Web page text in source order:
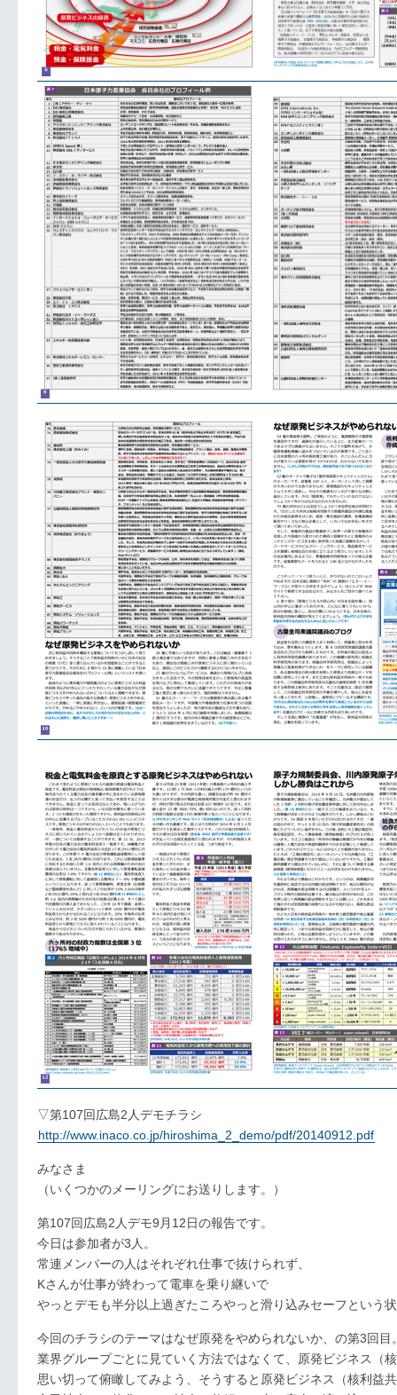
▽第107回広島2人デモチラシ
http://www.inaco.co.jp/hiroshima_2_demo/pdf/20140912.pdf
みなさま
（いくつかのメーリングにお送りします。）
第107回広島2人デモ9月12日の報告です。
今日は参加者が3人。
常連メンバーの人はそれぞれ仕事で抜けられず、
Kさんが仕事が終わって電車を乗り継いで
やっとデモも半分以上過ぎたころやっと滑り込みセーフという
今回のチラシのテーマはなぜ原発をやめられないか、の第3回目
業界グループごとに見ていく方法ではなくて、原発ビジネス（
思い切って俯瞰してみよう、そうすると原発ビジネス（核利益